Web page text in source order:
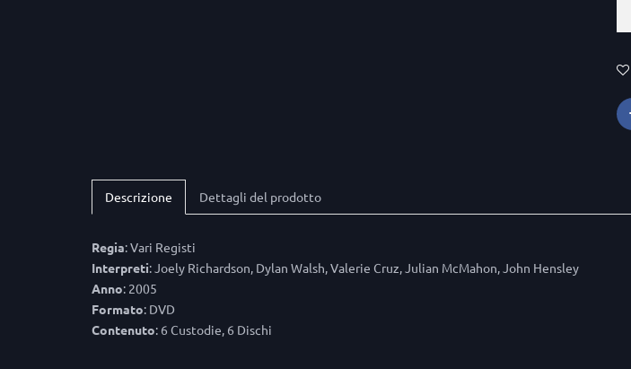
Descrizione Dettagli del prodotto
Regia: Vari Registi
Interpreti: Joely Richardson, Dylan Walsh, Valerie Cruz, Julian McMahon, John Hensley
Anno: 2005
Formato: DVD
Contenuto: 6 Custodie, 6 Dischi